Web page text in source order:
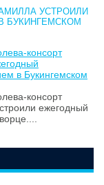
УСТРОИЛИ
БУКИНГЕМСКОМ
консорт
в Букингемском
консорт
ежегодный